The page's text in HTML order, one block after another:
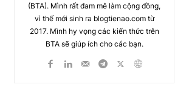
(BTA). Mình rất đam mê làm cộng đồng,
vì thế mới sinh ra blogtienao.com từ
2017. Mình hy vọng các kiến thức trên
BTA sẽ giúp ích cho các bạn.